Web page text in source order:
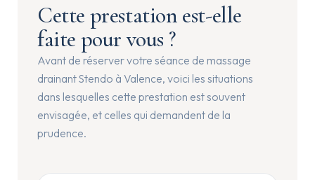
Cette prestation est-elle
faite pour vous ?
Avant de réserver votre séance de massage
drainant Stendo à Valence, voici les situations
dans lesquelles cette prestation est souvent
envisagée, et celles qui demandent de la
prudence.